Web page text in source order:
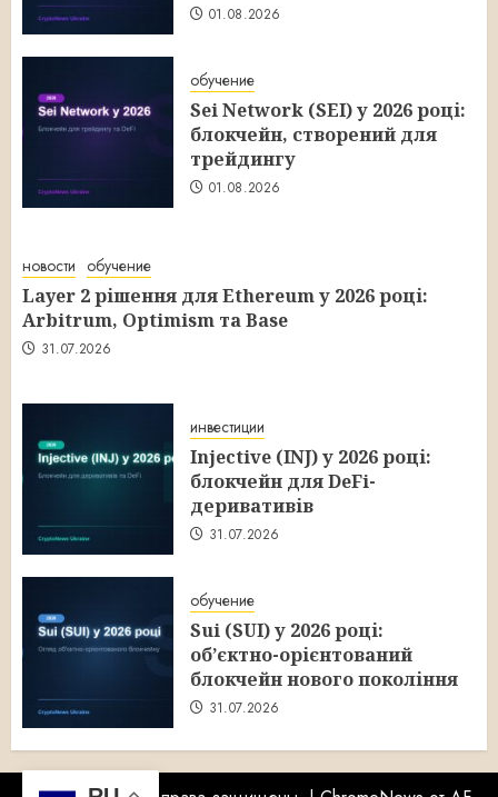
01.08.2026
обучение
Sei Network (SEI) у 2026 році:
блокчейн, створений для
трейдингу
01.08.2026
новости обучение
Layer 2 рішення для Ethereum у 2026 році:
Arbitrum, Optimism та Base
31.07.2026
инвестиции
Injective (INJ) у 2026 році:
блокчейн для DeFi-
деривативів
31.07.2026
обучение
Sui (SUI) у 2026 році:
об’єктно-орієнтований
блокчейн нового покоління
31.07.2026